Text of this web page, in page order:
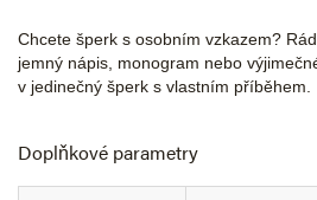
Chcete šperk s osobním vzkazem?
jemný nápis, monogram nebo
v jedinečný šperk s vlastním příběhem.
Doplňkové parametry